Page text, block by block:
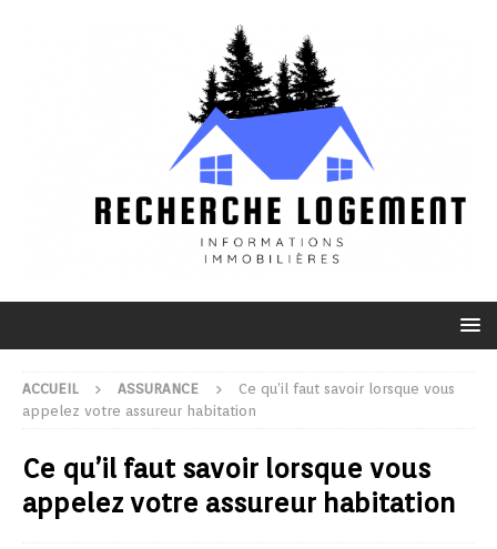
ACCUEIL ASSURANCE
Ce qu’il faut savoir lorsque vous
appelez votre assureur habitation
Ce qu’il faut savoir lorsque vous
appelez votre assureur habitation